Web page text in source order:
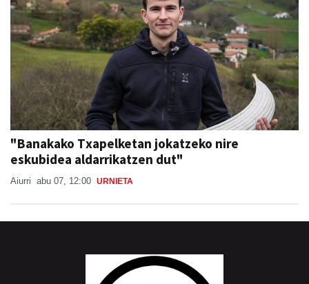
"Banakako Txapelketan jokatzeko nire
eskubidea aldarrikatzen dut"
Aiurri abu 07, 12:00 URNIETA